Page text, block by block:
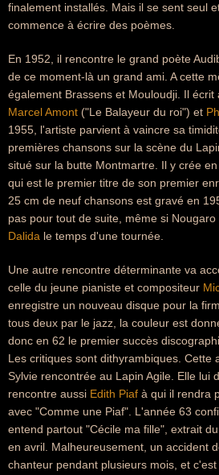
finalement installés. Mais il se sent seul
commence à écrire des poèmes.
En 1952, il rencontre le grand poète
de ce moment-là un grand ami. A cette
également Brassens et Mouloudji. Il écrit
Marcel Amont ("Le Balayeur du roi") et
1955, l'artiste parvient à vaincre sa
premières chansons sur la scène du
situé sur la butte Montmartre. Il y crée
qui est le premier titre de son premier
25 cm de neuf chansons est gravé en
pas pour tout de suite, même si
Dalida le temps d'une tournée.
Une autre rencontre déterminante va
celle du jeune pianiste et compositeur
enregistre un nouveau disque pour la
tous deux par le jazz, la couleur est
donc en 62 le premier succès
Les critiques sont dithyrambiques. Cette
Sylvie rencontrée au Lapin Agile. Elle lui
rencontre aussi Edith Piaf à qui il rendra
avec "Comme une Piaf". L'année 63
entend partout "Cécile ma fille", extrait
en avril. Malheureusement, un accident
chanteur pendant plusieurs mois, et